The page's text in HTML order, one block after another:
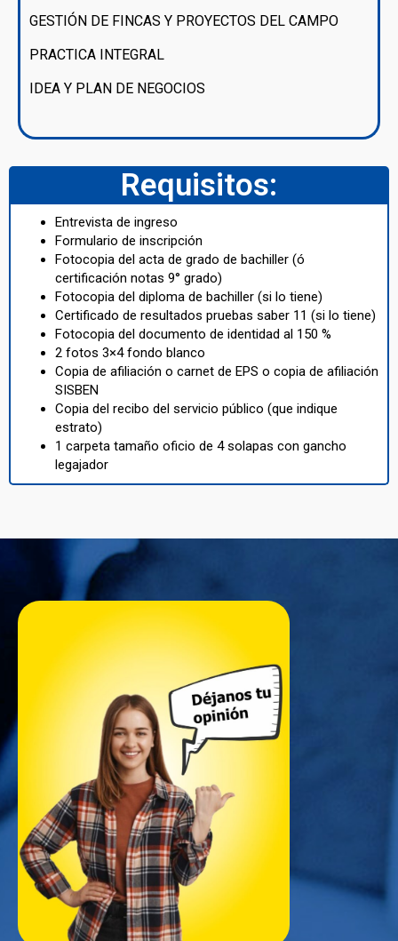
GESTIÓN DE FINCAS Y PROYECTOS DEL CAMPO
PRACTICA INTEGRAL
IDEA Y PLAN DE NEGOCIOS
Requisitos:
Entrevista de ingreso
Formulario de inscripción
Fotocopia del acta de grado de bachiller (ó
certificación notas 9° grado)
Fotocopia del diploma de bachiller (si lo tiene)
Certificado de resultados pruebas saber 11 (si lo tiene)
Fotocopia del documento de identidad al 150 %
2 fotos 3×4 fondo blanco
Copia de afiliación o carnet de EPS o copia de afiliación
SISBEN
Copia del recibo del servicio público (que indique
estrato)
1 carpeta tamaño oficio de 4 solapas con gancho
legajador